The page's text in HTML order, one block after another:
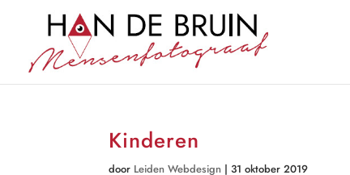
Kinderen
door Leiden Webdesign |31 oktober 2019